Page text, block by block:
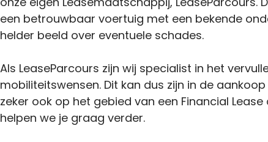
een betrouwbaar voertuig met een bekende
helder beeld over eventuele schades.
Als LeaseParcours zijn wij specialist in het
mobiliteitswensen. Dit kan dus zijn in de
zeker ook op het gebied van een Financial
helpen we je graag verder.